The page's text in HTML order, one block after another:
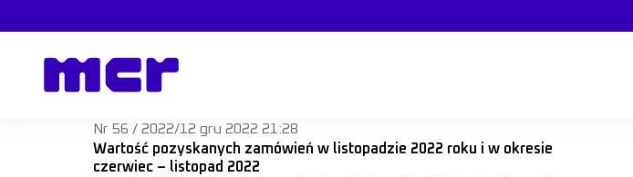
Nr 56 / 2022/12 gru 2022 21:28
Wartość pozyskanych zamówień w listopadzie 2022 roku i w okresie
czerwiec – listopad 2022